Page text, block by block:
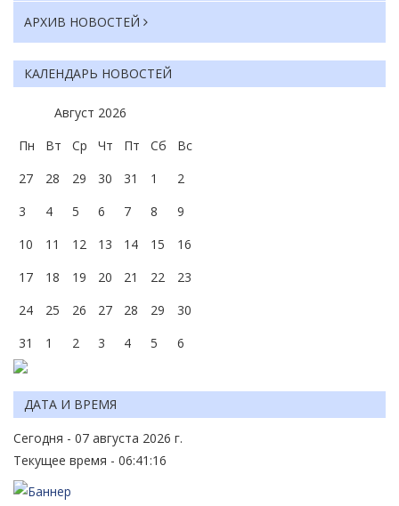
АРХИВ НОВОСТЕЙ
КАЛЕНДАРЬ НОВОСТЕЙ
Август 2026
Пн
Вт Ср Чт Пт Сб
Вс
27
28 29 30 31 1
2
3
4 5 6 7 8
9
10
11 12 13 14 15
16
17
18 19 20 21 22
23
24
25 26 27 28 29
30
31
1 2 3 4 5 6
ДАТА И ВРЕМЯ
Сегодня - 07 августа 2026 г.
Текущее время - 06:41:16